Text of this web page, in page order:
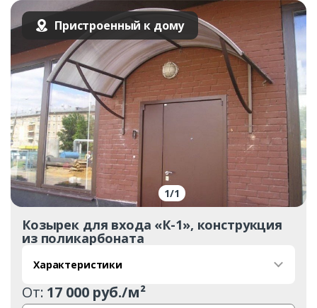
Пристроенный к дому
1/1
Козырек для входа «К-1», конструкция
из поликарбоната
Характеристики
От: 17 000 руб./м²